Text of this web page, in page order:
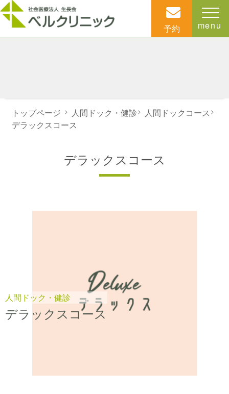
予約 menu
人間ドック・健診
デラックスコース
トップページ > 人間ドック・健診> 人間ドックコース >
デラックスコース
デラックスコース